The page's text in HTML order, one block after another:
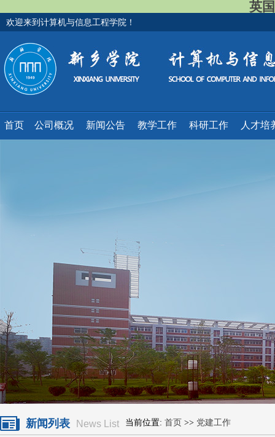
英
欢迎来到计算机与信息工程学院！
首页 公司概况 新闻公告 教学工作 科研工作 人才培
新闻列表 News List 当前位置: 首页 >> 党建工作